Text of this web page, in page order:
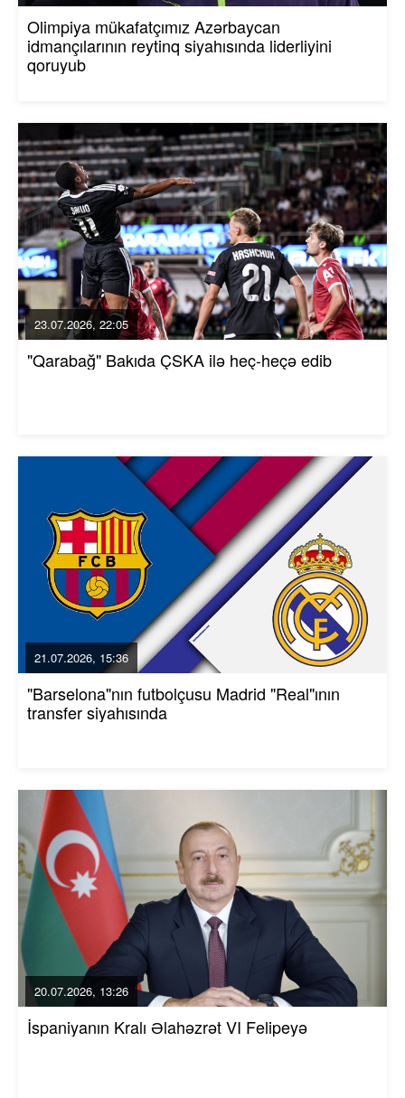
Olimpiya mükafatçımız Azərbaycan
idmançılarının reytinq siyahısında liderliyini
qoruyub
23.07.2026, 22:05
"Qarabağ" Bakıda ÇSKA ilə heç-heçə edib
21.07.2026, 15:36
"Barselona"nın futbolçusu Madrid "Real"ının
transfer siyahısında
20.07.2026, 13:26
İspaniyanın Kralı Əlahəzrət VI Felipeyə